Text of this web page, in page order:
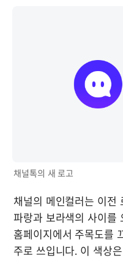
채널톡의 새 로고
채널의 메인컬러는 이전
파랑과 보라색의 사이를
홈페이지에서 주목도를
주로 쓰입니다. 이 색상